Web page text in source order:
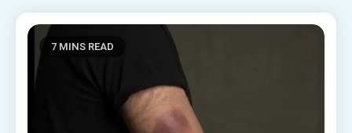
7 MINS READ